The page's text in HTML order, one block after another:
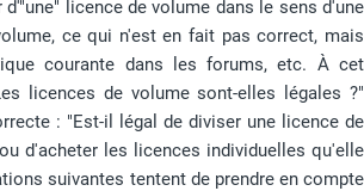
licence de volume dans le sens d'une
ce qui n'est en fait pas correct, mais
courante dans les forums, etc. À cet
licences de volume sont-elles légales ?"
: "Est-il légal de diviser une licence de
d'acheter les licences individuelles qu'elle
suivantes tentent de prendre en compte